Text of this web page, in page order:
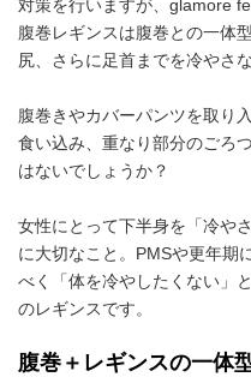
対策を行いますが、glamore
腹巻レギンスは腹巻との一体
尻、さらに足首までを冷やさ
腹巻きやカバーパンツを取り
食い込み、重なり部分のごろ
はないでしょうか？
女性にとって下半身を「冷や
に大切なこと。PMSや更年期
べく「体を冷やしたくない」
のレギンスです。
腹巻＋レギンスの一体